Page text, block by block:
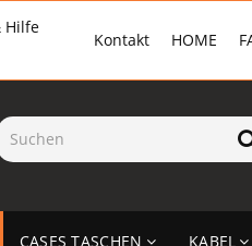
EMAIL-ADRESSE
HOME
Kontakt
Hilfe
CASES TASCHEN KABEL